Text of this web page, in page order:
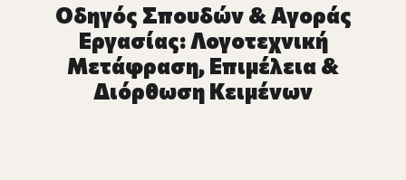
Οδηγός Σπουδών & Αγοράς
Εργασίας: Λογοτεχνική
Μετάφραση, Επιμέλεια &
Διόρθωση Κειμένων